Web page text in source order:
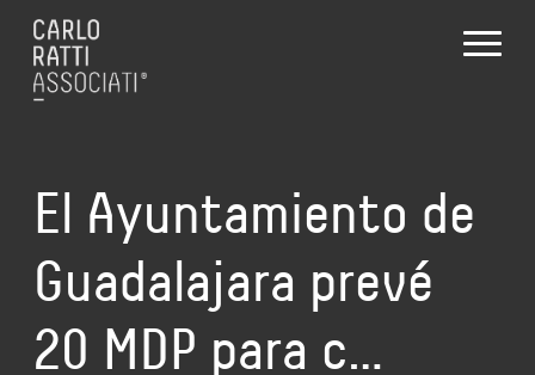
El Ayuntamiento de
Guadalajara prevé
20 MDP para c…